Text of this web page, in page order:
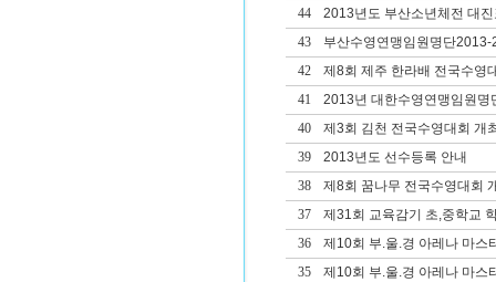
44
2013년도 부산소년체전 대진
43
부산수영연맹임원명단2013-
42
제8회 제주 한라배 전국수영
41
2013년 대한수영연맹임원명
40
제3회 김천 전국수영대회 개
39
2013년도 선수등록 안내
38
제8회 꿈나무 전국수영대회
37
제31회 교육감기 초,중학교
36
제10회 부.울.경 아레나 마스
35
제10회 부.울.경 아레나 마스